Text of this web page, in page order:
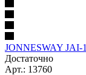
JONNESWAY JAI-
Достаточно
Арт.: 13760